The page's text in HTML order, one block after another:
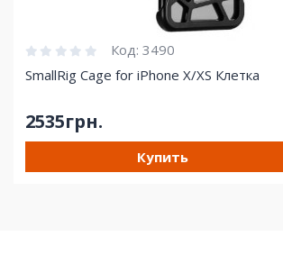
Код: 3490
SmallRig Cage for iPhone X/XS Клетка
2535грн.
Купить